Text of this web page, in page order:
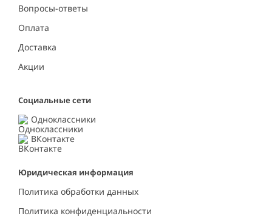
Вопросы-ответы
Оплата
Доставка
Акции
Социальные сети
Одноклассники
ВКонтакте
Юридическая информация
Политика обработки данных
Политика конфиденциальности